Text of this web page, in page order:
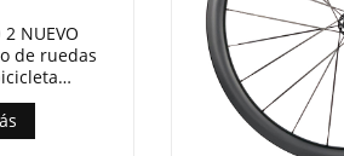
2 NUEVO
de ruedas
con
forjado 45